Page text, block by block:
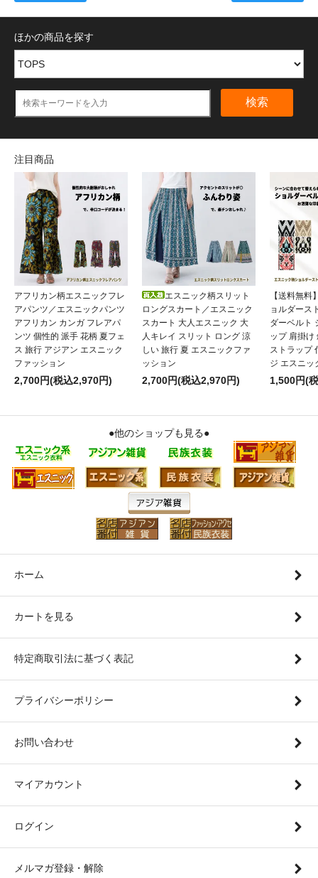
ほかの商品を探す
検索
注目商品
アフリカン柄エスニックフレ
アパンツ／エスニックパンツ
アフリカン カンガ フレアパ
ンツ 個性的 派手 花柄 夏フェ
ス 旅行 アジアン エスニック
ファッション
2,700円(税込2,970円)
エスニック柄スリット
ロングスカート／エスニック
スカート 大人エスニック 大
人キレイ スリット ロング 涼
しい 旅行 夏 エスニックファ
ッション
2,700円(税込2,970円)
【送料無料
ョルダース
ダーベルト
ップ 肩掛け
ストラップ
ジ エスニッ
1,500円(
●他のショップも見る●
ホーム
カートを見る
特定商取引法に基づく表記
プライバシーポリシー
お問い合わせ
マイアカウント
ログイン
メルマガ登録・解除